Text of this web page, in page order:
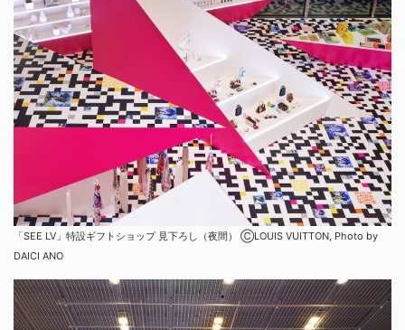
「SEE LV」特設ギフトショップ 見下ろし（夜間） ⒸLOUIS VUITTON, Photo by
DAICI ANO